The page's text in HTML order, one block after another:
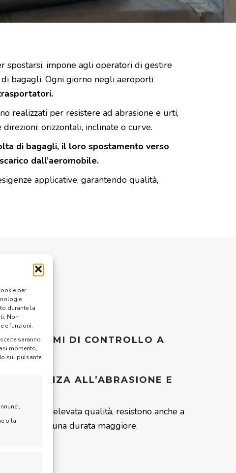
per
durante la
Non
e funzioni.
saranno
momento,
sul pulsante
o la
spostarsi, impone agli operatori di gestire
bagagli. Ogni giorno negli aeroporti
realizzati per resistere ad abrasione e urti,
orizzontali, inclinate o curve.
di bagagli, il loro spostamento verso
dall’aeromobile.
applicative, garantendo qualità,
AI SISTEMI DI CONTROLLO A
RESISTENZA ALL’ABRASIONE E
materiali di elevata qualità, resistono anche a
una durata maggiore.